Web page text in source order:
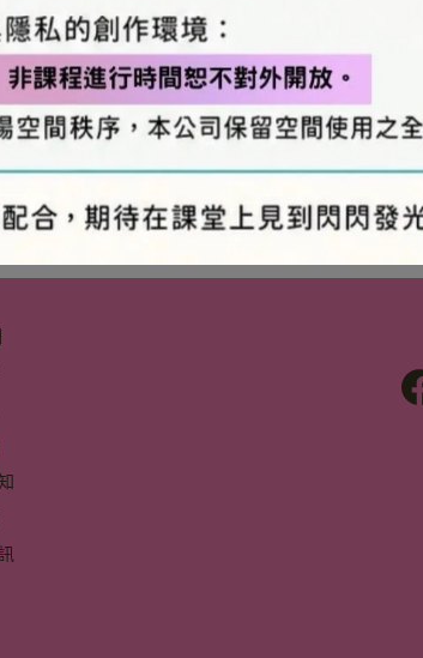
級-串珠材
Q版財神爺-立體系列-高級-串珠
材料包
NT$300